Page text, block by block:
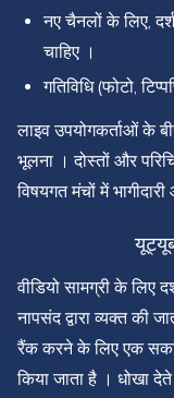
नए चैनलों के लिए,
चाहिए ।
गतिविधि (फोटो,
लाइव उपयोगकर्ताओं के
भूलना । दोस्तों और
विषयगत मंचों में
वीडियो सामग्री के लिए
नापसंद द्वारा व्यक्त की
रैंक करने के लिए एक
किया जाता है । धोखा